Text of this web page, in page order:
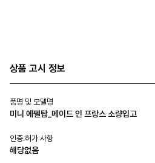
상품 고시 정보
품명 및 모델명
미니 에펠탑_메이드 인 프랑스 소량입고
인증.허가 사항
해당없음